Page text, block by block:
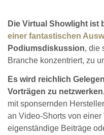
Die Virtual Showlight ist
einer fantastischen
Podiumsdiskussion, die
Branche konzentriert, zu
Es wird reichlich
Vorträgen zu
mit sponsernden
an Video-Shorts von
eigenständige Beiträge